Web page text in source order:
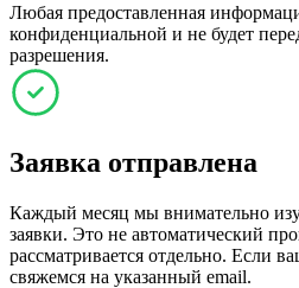
Любая предоставленная
конфиденциальной и не будет
разрешения.
Заявка отправлена
Каждый месяц мы внимательно
заявки. Это не автоматический
рассматривается отдельно. Если
свяжемся на указанный email.